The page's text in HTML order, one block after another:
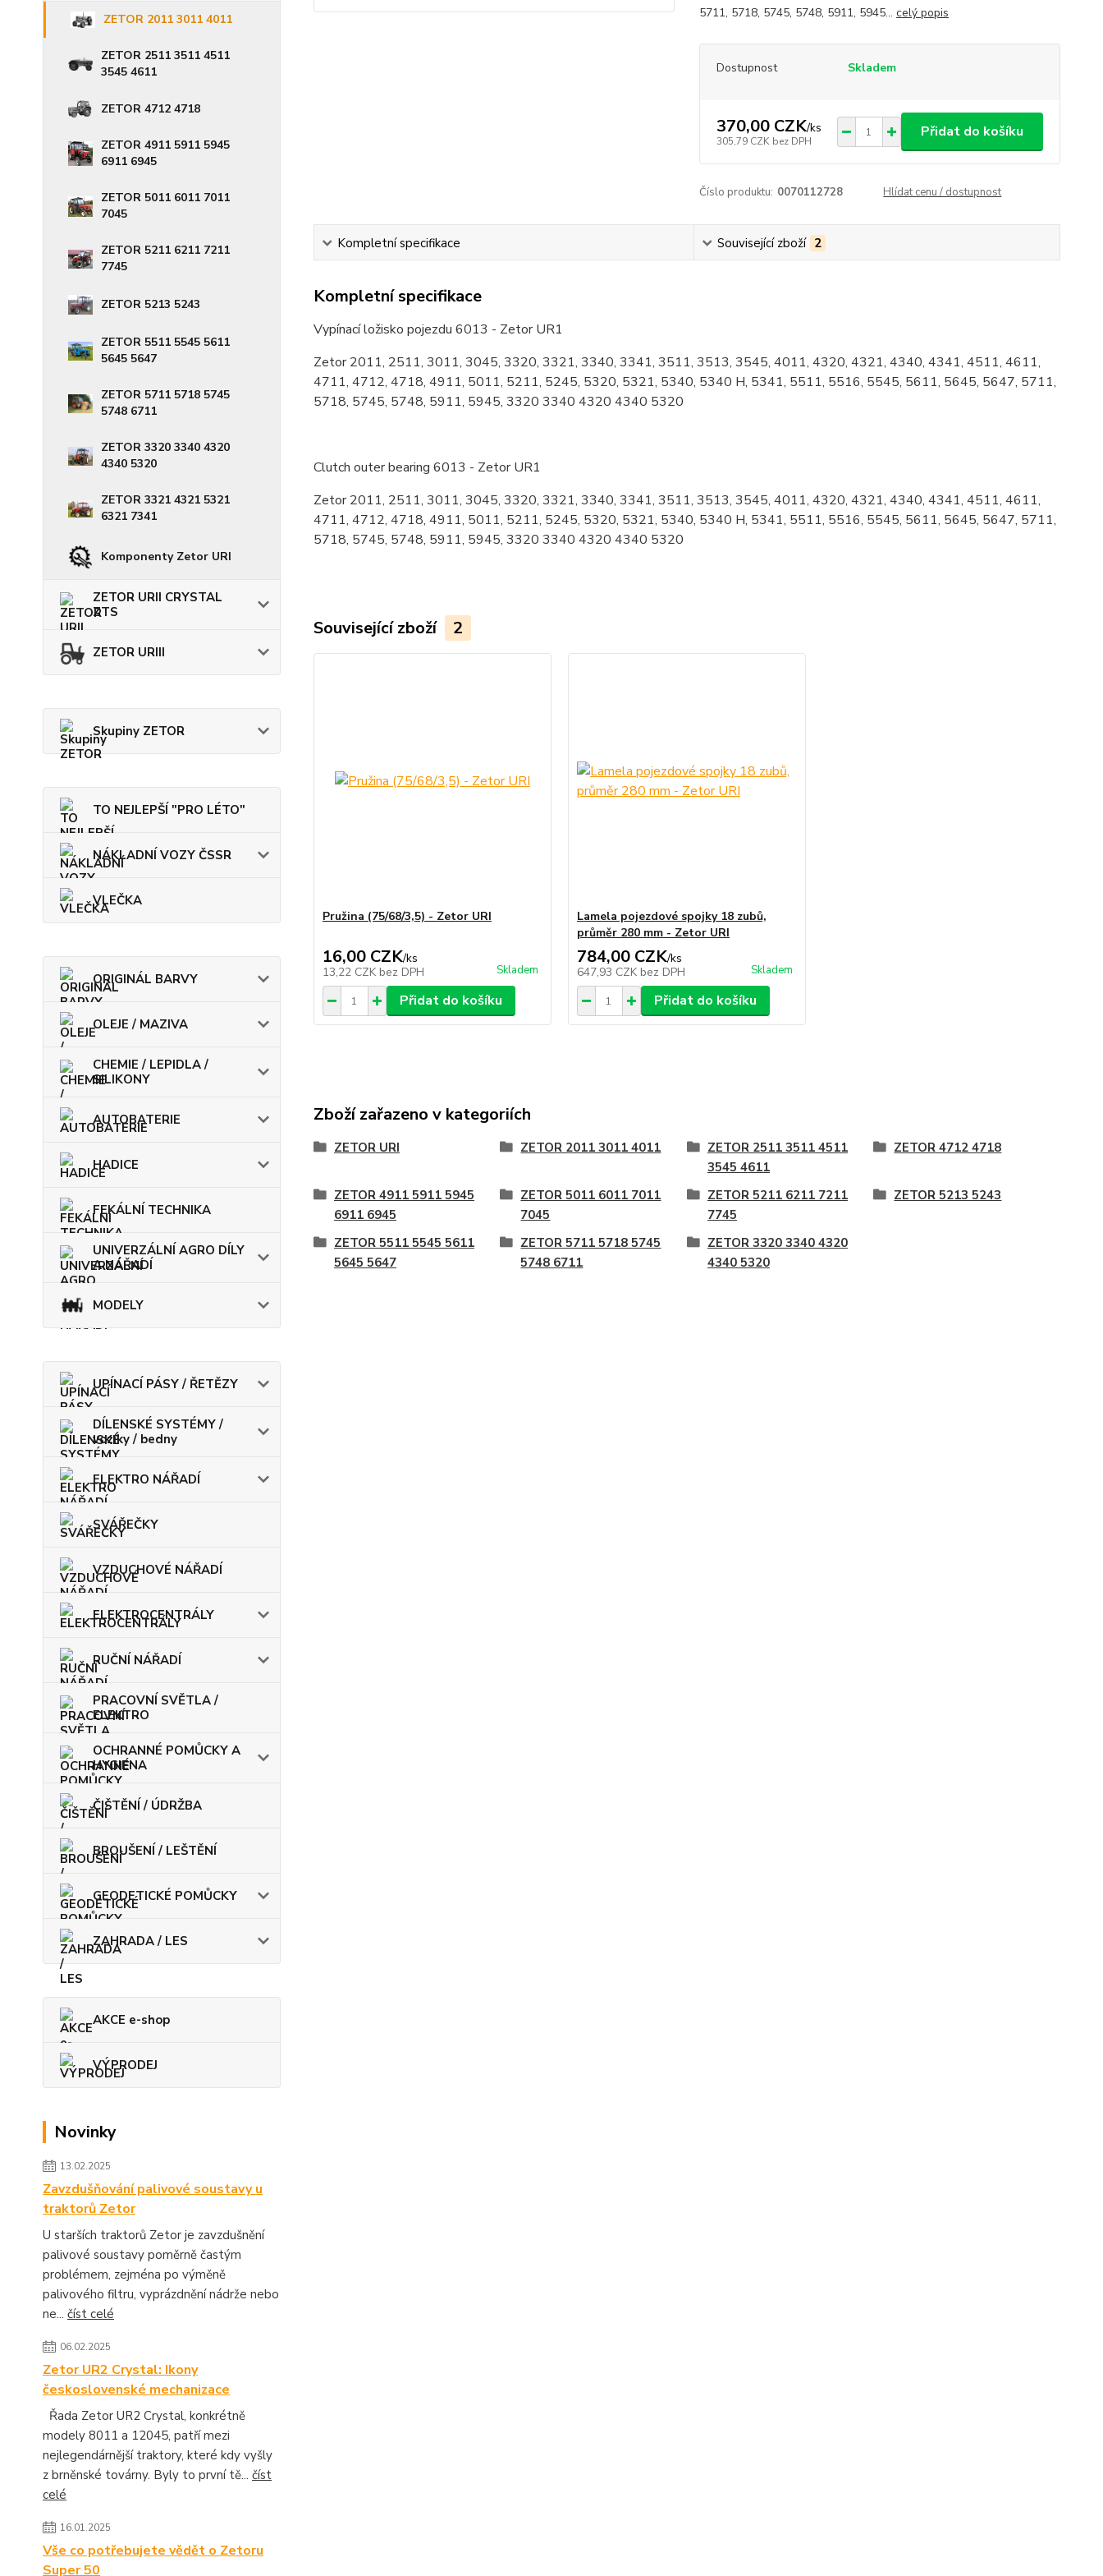
ZETOR 2011 3011 4011
ZETOR 2511 3511 4511
3545 4611
ZETOR 4712 4718
ZETOR 4911 5911 5945
6911 6945
ZETOR 5011 6011 7011
7045
ZETOR 5211 6211 7211
7745
ZETOR 5213 5243
ZETOR 5511 5545 5611
5645 5647
ZETOR 5711 5718 5745
5748 6711
ZETOR 3320 3340 4320
4340 5320
ZETOR 3321 4321 5321
6321 7341
Komponenty Zetor URI
ZETOR URII CRYSTAL
ZTS
ZETOR URIII
Skupiny ZETOR
TO NEJLEPŠÍ "PRO LÉTO"
NÁKLADNÍ VOZY ČSSR
VLEČKA
ORIGINÁL BARVY
OLEJE / MAZIVA
CHEMIE / LEPIDLA /
SILIKONY
AUTOBATERIE
HADICE
FEKÁLNÍ TECHNIKA
UNIVERZÁLNÍ AGRO DÍLY
A NÁŘADÍ
MODELY
UPÍNACÍ PÁSY / ŘETĚZY
DÍLENSKÉ SYSTÉMY /
vozíky / bedny
ELEKTRO NÁŘADÍ
SVÁŘEČKY
VZDUCHOVÉ NÁŘADÍ
ELEKTROCENTRÁLY
RUČNÍ NÁŘADÍ
PRACOVNÍ SVĚTLA /
ELEKTRO
OCHRANNÉ POMŮCKY A
HYGIENA
ČIŠTĚNÍ / ÚDRŽBA
BROUŠENÍ / LEŠTĚNÍ
GEODETICKÉ POMŮCKY
ZAHRADA / LES
AKCE e-shop
VÝPRODEJ
Novinky
13.02.2025
Zavzdušňování palivové soustavy u
traktorů Zetor
U starších traktorů Zetor je zavzdušnění
palivové soustavy poměrně častým
problémem, zejména po výměně
palivového filtru, vyprázdnění nádrže nebo
ne... číst celé
06.02.2025
Zetor UR2 Crystal: Ikony
československé mechanizace
Řada Zetor UR2 Crystal, konkrétně
modely 8011 a 12045, patří mezi
nejlegendárnější traktory, které kdy vyšly
z brněnské továrny. Byly to první tě... číst
celé
16.01.2025
Vše co potřebujete vědět o Zetoru
Super 50
5711, 5718, 5745, 5748, 5911, 5945... celý popis
Dostupnost Skladem
370,00 CZK/ks
305,79 CZK bez DPH
Přidat do košíku
Číslo produktu: 0070112728 Hlídat cenu / dostupnost
Kompletní specifikace Související zboží 2
Kompletní specifikace
Vypínací ložisko pojezdu 6013 - Zetor UR1
Zetor 2011, 2511, 3011, 3045, 3320, 3321, 3340, 3341, 3511, 3513, 3545, 4011, 4320, 4321, 4340, 4341, 4511, 4611,
4711, 4712, 4718, 4911, 5011, 5211, 5245, 5320, 5321, 5340, 5340 H, 5341, 5511, 5516, 5545, 5611, 5645, 5647, 5711,
5718, 5745, 5748, 5911, 5945, 3320 3340 4320 4340 5320
Clutch outer bearing 6013 - Zetor UR1
Zetor 2011, 2511, 3011, 3045, 3320, 3321, 3340, 3341, 3511, 3513, 3545, 4011, 4320, 4321, 4340, 4341, 4511, 4611,
4711, 4712, 4718, 4911, 5011, 5211, 5245, 5320, 5321, 5340, 5340 H, 5341, 5511, 5516, 5545, 5611, 5645, 5647, 5711,
5718, 5745, 5748, 5911, 5945, 3320 3340 4320 4340 5320
Související zboží 2
Pružina (75/68/3,5) - Zetor URI
16,00 CZK/ks
13,22 CZK bez DPH Skladem
Přidat do košíku
Lamela pojezdové spojky 18 zubů,
průměr 280 mm - Zetor URI
784,00 CZK/ks
647,93 CZK bez DPH Skladem
Přidat do košíku
Zboží zařazeno v kategoriích
ZETOR URI ZETOR 2011 3011 4011
ZETOR 2511 3511 4511
3545 4611
ZETOR 4712 4718
ZETOR 4911 5911 5945
6911 6945
ZETOR 5011 6011 7011
7045
ZETOR 5211 6211 7211
7745
ZETOR 5213 5243
ZETOR 5511 5545 5611
5645 5647
ZETOR 5711 5718 5745
5748 6711
ZETOR 3320 3340 4320
4340 5320